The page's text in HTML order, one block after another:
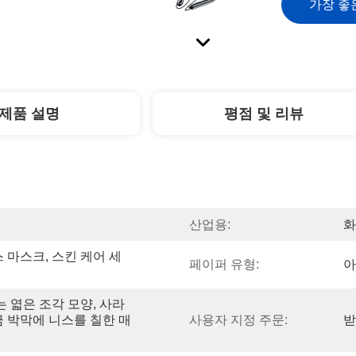
가장 좋
품 설명 평점 및 리뷰
산업용:
마스크, 스킨 케어 세
페이퍼 유형:
엷은 조각 모양, 사라
박막에 니스를 칠한 매
사용자 지정 주문: